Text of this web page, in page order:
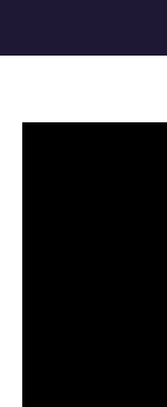
Voix off